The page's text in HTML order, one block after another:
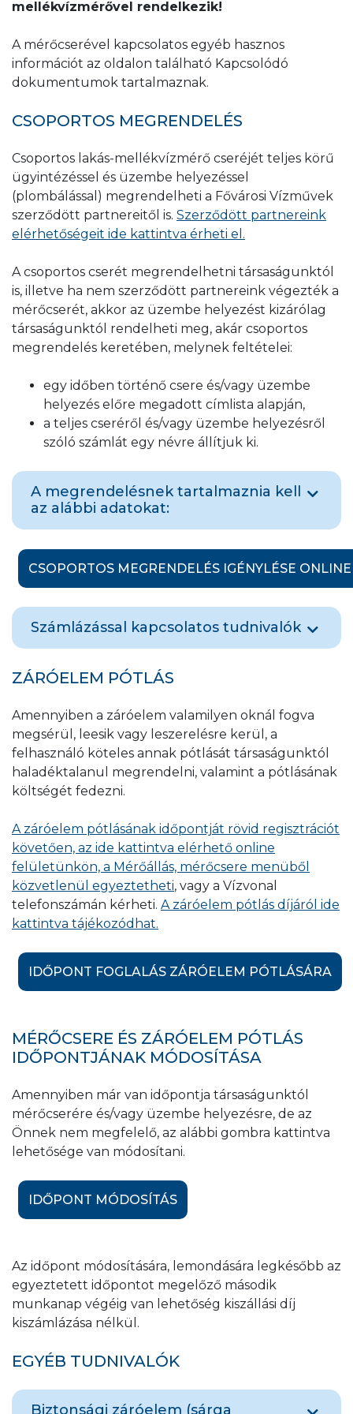
Mellékvízmérő csere dokumentumon.
Amennyiben az egyeztetett időpontban a
megrendelő vagy meghatalmazottja nem
meghiúsult üzembe helyezési díjat
kattintva tájékozódhat.
mellékvízmérővel rendelkezik!
A mérőcserével kapcsolatos egyéb hasznos
információt az oldalon található Kapcsolódó
dokumentumok tartalmaznak.
CSOPORTOS MEGRENDELÉS
Csoportos lakás-mellékvízmérő cseréjét teljes körű
ügyintézéssel és üzembe helyezéssel
(plombálással) megrendelheti a Fővárosi Vízművek
szerződött partnereitől is. Szerződött partnereink
elérhetőségeit ide kattintva érheti el.
A csoportos cserét megrendelhetni társaságunktól
is, illetve ha nem szerződött partnereink végezték a
mérőcserét, akkor az üzembe helyezést kizárólag
társaságunktól rendelheti meg, akár csoportos
megrendelés keretében, melynek feltételei:
egy időben történő csere és/vagy üzembe
helyezés előre megadott címlista alapján,
a teljes cseréről és/vagy üzembe helyezésről
szóló számlát egy névre állítjuk ki.
A megrendelésnek tartalmaznia kell
az alábbi adatokat:
a költségviselő nevét, címét, melyre
társaságunk a számlát kiállítja,
Csoportos megrendelés esetén az adatokat
az innen letölthető Excel-táblázatban kérjük
megadni. A kitöltött táblázatot online vagy
rögzítésével egy időben kérünk beadni.
A csoportos csere és/vagy üzembe helyezés
időpontjának egyeztetését munkatársunk
telefonon fogja kezdeményezni.
CSOPORTOS MEGRENDELÉS IGÉNYLÉSE ONLINE
Számlázással kapcsolatos tudnivalók
A kiszállási díjat a munkavégzés alapján
Egy kiszállással elvégzett munka esetén egy
kiszállási díjat számlázunk. Amennyiben
viszont a munka mennyisége indokolja (pl.:
100 lakásos ház esetén), a kiszállási díj
mértéke kiszállásonként a munkát végzők
számának és a munkavégzés napjainak
függvényében kerül megállapításra.
A csere és/vagy üzembe helyezés helyszíni
munkavégzés és adminisztrációs díja
fogyasztási helyenként kerül kiszámlázásra.
A csoportos megrendelés díjai ide kattintva
tekinthetőek meg.
ZÁRÓELEM PÓTLÁS
Amennyiben a záróelem valamilyen oknál fogva
megsérül, leesik vagy leszerelésre kerül, a
felhasználó köteles annak pótlását társaságunktól
haladéktalanul megrendelni, valamint a pótlásának
költségét fedezni.
A záróelem pótlásának időpontját rövid regisztrációt
követően, az ide kattintva elérhető online
felületünkön, a Mérőállás, mérőcsere menüből
közvetlenül egyeztetheti, vagy a Vízvonal
telefonszámán kérheti. A záróelem pótlás díjáról ide
kattintva tájékozódhat.
IDŐPONT FOGLALÁS ZÁRÓELEM PÓTLÁSÁRA
MÉRŐCSERE ÉS ZÁRÓELEM PÓTLÁS
IDŐPONTJÁNAK MÓDOSÍTÁSA
Amennyiben már van időpontja társaságunktól
mérőcserére és/vagy üzembe helyezésre, de az
Önnek nem megfelelő, az alábbi gombra kattintva
lehetősége van módosítani.
IDŐPONT MÓDOSÍTÁS
Az időpont módosítására, lemondására legkésőbb az
egyeztetett időpontot megelőző második
munkanap végéig van lehetőség kiszállási díj
kiszámlázása nélkül.
EGYÉB TUDNIVALÓK
Biztonsági záróelem (sárga